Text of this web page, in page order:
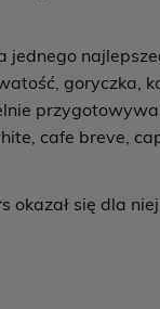
jednego
goryczka,
cafe breve,
okazał się dla